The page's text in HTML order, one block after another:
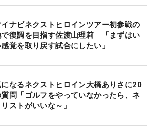
イナビネクストヒロインツアー初参戦の
で復調を目指す佐渡山理莉 「まずはい
感覚を取り戻す試合にしたい」
になるネクストヒロイン大橋ありさに20
質問「ゴルフをやっていなかったら、ネ
リストがいいな～」